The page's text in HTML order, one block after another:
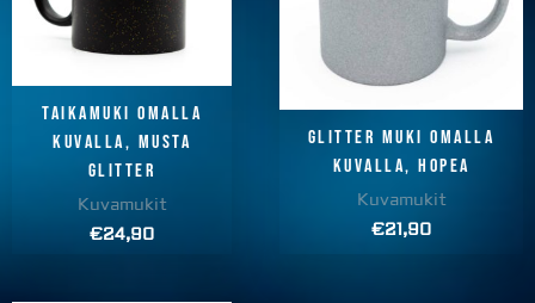
Taikamuki omalla
kuvalla, MUSTA
GLITTER
Kuvamukit
€24,90
Glitter muki omalla
kuvalla, HOPEA
Kuvamukit
€21,90